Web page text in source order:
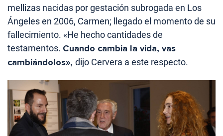
mellizas nacidas por gestación subrogada en Los
Ángeles en 2006, Carmen; llegado el momento de su
fallecimiento. «He hecho cantidades de
testamentos. Cuando cambia la vida, vas
cambiándolos», dijo Cervera a este respecto.